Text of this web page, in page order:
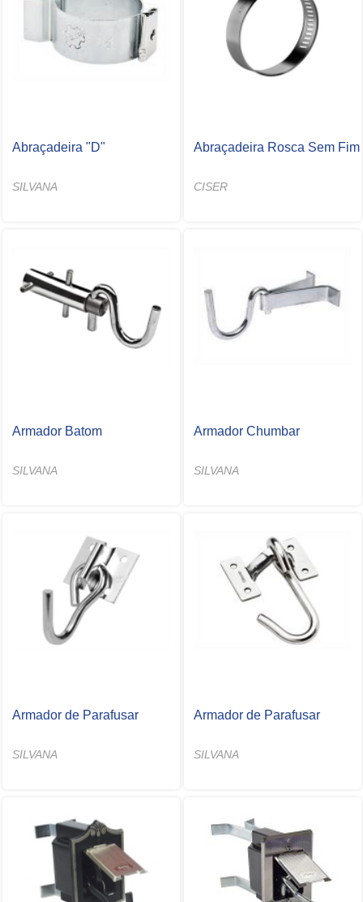
Abraçadeira "D"
SILVANA
Abraçadeira Rosca Sem Fim
CISER
Armador Batom
SILVANA
Armador Chumbar
SILVANA
Armador de Parafusar
SILVANA
Armador de Parafusar
SILVANA